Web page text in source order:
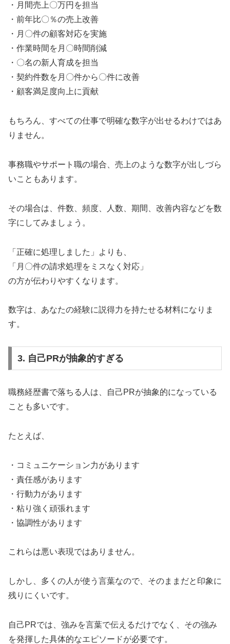
・月間売上〇万円を担当
・前年比〇％の売上改善
・月〇件の顧客対応を実施
・作業時間を月〇時間削減
・〇名の新人育成を担当
・契約件数を月〇件から〇件に改善
・顧客満足度向上に貢献
もちろん、すべての仕事で明確な数字が出せるわけではあ
りません。
事務職やサポート職の場合、売上のような数字が出しづら
いこともあります。
その場合は、件数、頻度、人数、期間、改善内容などを数
字にしてみましょう。
「正確に処理しました」よりも、
「月〇件の請求処理をミスなく対応」
の方が伝わりやすくなります。
数字は、あなたの経験に説得力を持たせる材料になりま
す。
3. 自己PRが抽象的すぎる
職務経歴書で落ちる人は、自己PRが抽象的になっている
ことも多いです。
たとえば、
・コミュニケーション力があります
・責任感があります
・行動力があります
・粘り強く頑張れます
・協調性があります
これらは悪い表現ではありません。
しかし、多くの人が使う言葉なので、そのままだと印象に
残りにくいです。
自己PRでは、強みを言葉で伝えるだけでなく、その強み
を発揮した具体的なエピソードが必要です。